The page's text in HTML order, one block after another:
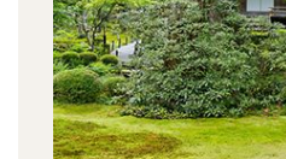
旅遊美食集
生活風
書房集